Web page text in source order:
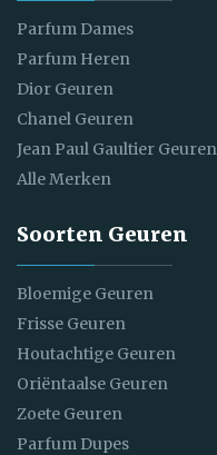
Parfum Dames
Parfum Heren
Dior Geuren
Chanel Geuren
Jean Paul Gaultier Geuren
Alle Merken
Soorten Geuren
Bloemige Geuren
Frisse Geuren
Houtachtige Geuren
Oriëntaalse Geuren
Zoete Geuren
Parfum Dupes